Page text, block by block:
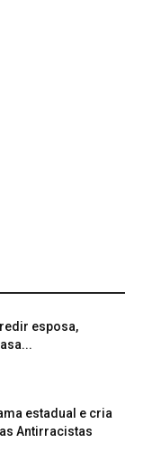
esposa,
estadual e cria
Antirracistas